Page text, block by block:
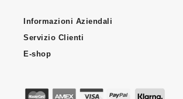
Informazioni Aziendali
Servizio Clienti
E-shop